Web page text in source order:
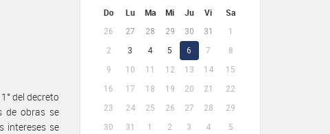
Do Lu Ma Mi Ju Vi Sa
26 27 28 29 30 31
1
2
3 4 5 6 7
8
9
10 11 12 13 14
15
16
17 18 19 20 21
22
23
24 25 26 27 28
29
30
31 1 2 3 4 5
del decreto
de obras se
intereses se